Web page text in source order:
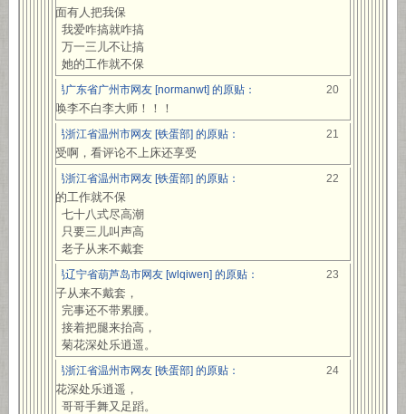
上面有人把我保
我爱咋搞就咋搞
万一三儿不让搞
她的工作就不保
网易广东省广州市网友 [normanwt] 的原贴： 20
呼唤李不白李大师！！！
网易浙江省温州市网友 [铁蛋部] 的原贴： 21
享受啊，看评论不上床还享受
网易浙江省温州市网友 [铁蛋部] 的原贴： 22
她的工作就不保
七十八式尽高潮
只要三儿叫声高
老子从来不戴套
网易辽宁省葫芦岛市网友 [wlqiwen] 的原贴： 23
老子从来不戴套，
完事还不带累腰。
接着把腿来抬高，
菊花深处乐逍遥。
网易浙江省温州市网友 [铁蛋部] 的原贴： 24
菊花深处乐逍遥，
哥哥手舞又足蹈。